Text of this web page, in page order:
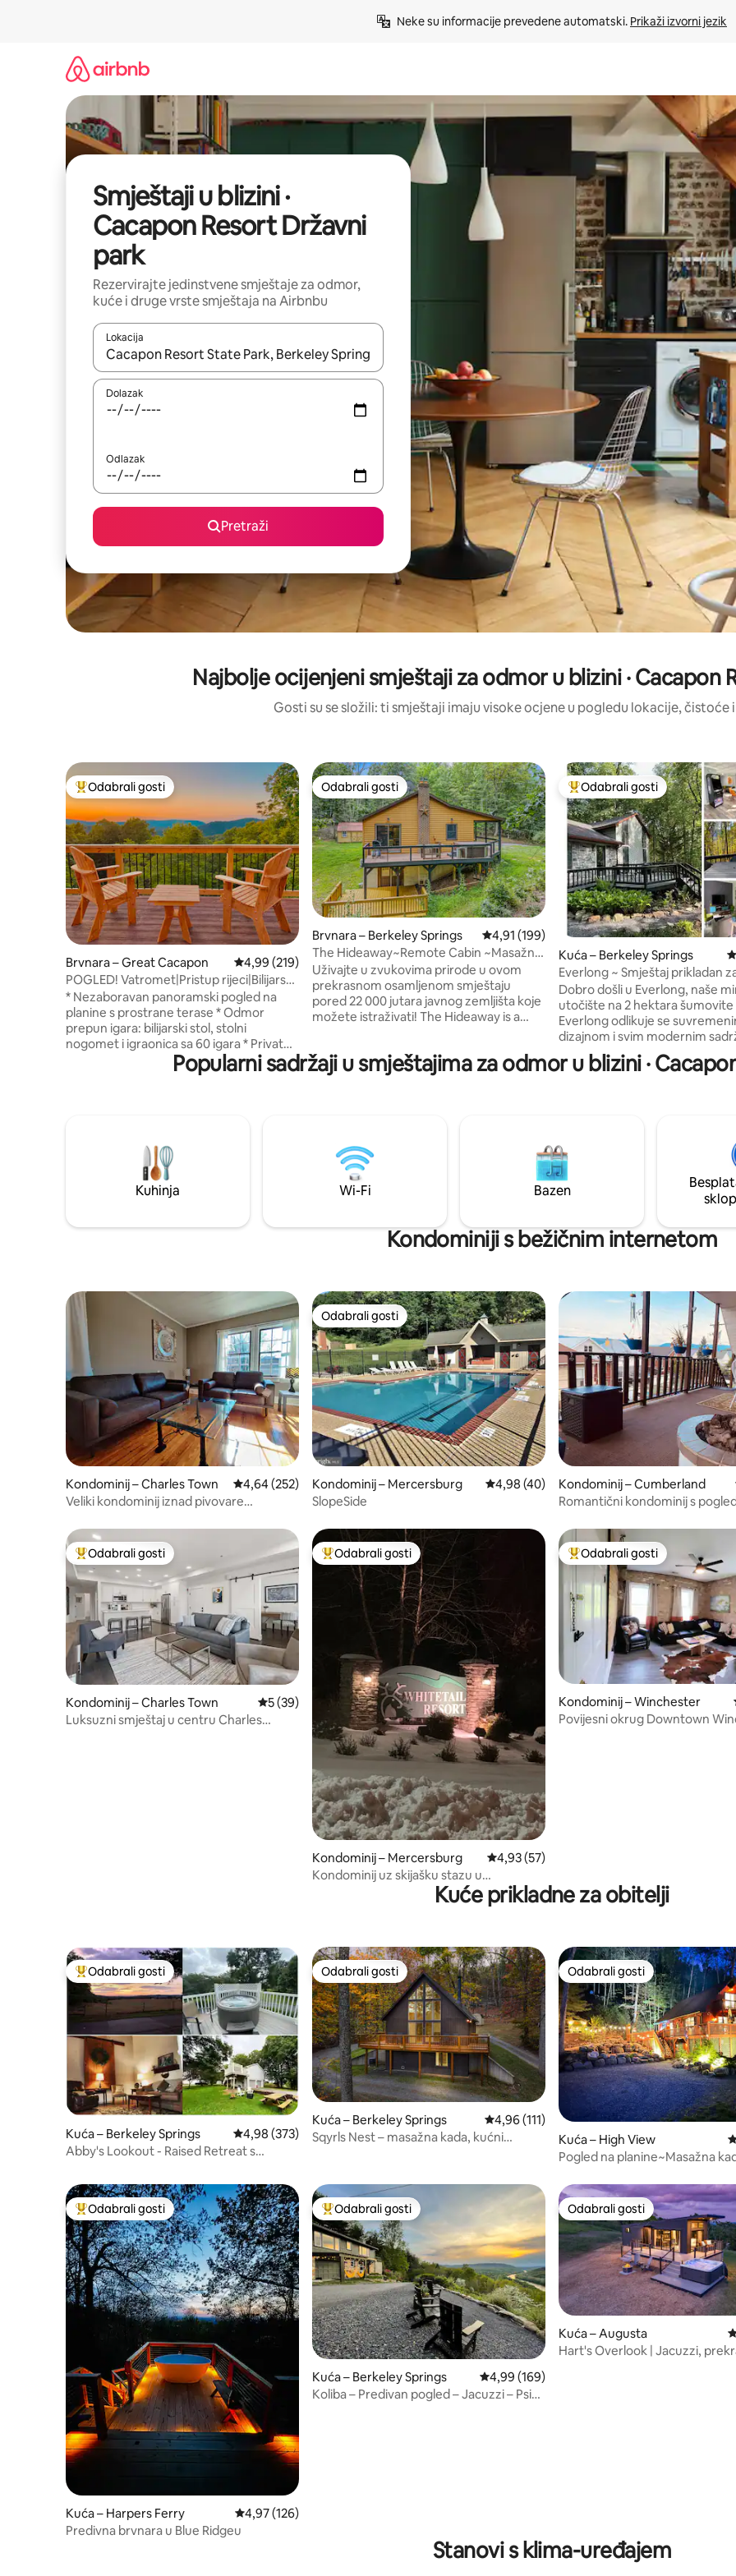
Neke su informacije prevedene automatski. Prikaži izvorni jezik
Smještaji u blizini ·
Cacapon Resort Državni
park
Rezervirajte jedinstvene smještaje za odmor,
kuće i druge vrste smještaja na Airbnbu
Lokacija
Kada budu dostupni rezultati, moći ćete ih pregledati koristeći se strelicama prema gore i prema dolje, kao i dodirom ili
Dolazak
Odlazak
Pretraži
Najbolje ocijenjeni smještaji za odmor u blizini · Cacapon
Gosti su se složili: ti smještaji imaju visoke ocjene u pogledu lokacije, čistoće
Među najviše rangiranima s oznakom „Odabrali gosti”
Odabrali gosti
Brvnara – Great Cacapon Prosječna ocjena: 4,99/5, recenzija: 219
4,99 (219)
POGLED! Vatromet|Pristup rijeci|Bilijarski
stol|Igraonica
* Nezaboravan panoramski pogled na
planine s prostrane terase * Odmor
prepun igara: bilijarski stol, stolni
nogomet i igraonica sa 60 igara * Privatno
utočište od 8+ hektara – tiho, osamljeno i
noći ispunjene zvijezdama * ognjište s
za rad na daljinu * Nekoliko minuta do
obližnjih pješačkih staza i Berkeley
Springsa * Bezbrojne mogućnosti za
rekreaciju na obližnjoj rijeci Cacapon
Odabrali gosti
Odabrali gosti
Brvnara – Berkeley Springs Prosječna ocjena: 4,91/5, recenzija: 199
4,91 (199)
The Hideaway~Remote Cabin ~Masažna
kada~Brzi internet!
Uživajte u zvukovima prirode u ovom
prekrasnom osamljenom smještaju
pored 22 000 jutara javnog zemljišta koje
možete istraživati! The Hideaway is a
serenity of mountains at The home has 3
large bedroom and 2 bathrooms along
Ovaj je prostor savršen za male grupe ili
obitelji.
Među najviše rangiranima s
Odabrali gosti
Kuća – Berkeley Springs
Everlong ~ Smještaj prikladan
ljubimce na 2 hektara šume
Dobro došli u Everlong, naše
utočište na 2 hektara
Everlong odlikuje se
dizajnom i svim modernim
ugodan boravak, uključujući
brzi internet i uzbudljivu
okruženju. Everlong je
smješten samo nekoliko
povijesnog Berkeley Springsa i
parka Cacapon.
Popularni sadržaji u smještajima za odmor u blizini ·
Kuhinja Wi-Fi Bazen
Kondominiji s bežičnim internetom
Kondominij – Charles Town Prosječna ocjena: 4,64/5, recenzija: 252
4,64 (252)
Veliki kondominij iznad pivovare
Odabrali gosti
Odabrali gosti
Kondominij – Mercersburg Prosječna ocjena: 4,98/5, recenzija: 40
4,98 (40)
SlopeSide
Kondominij – Cumberland
Romantični kondominij s
Među najviše rangiranima s oznakom „Odabrali gosti”
Odabrali gosti
Kondominij – Charles Town Prosječna ocjena: 5/5, recenzija: 39
5 (39)
Luksuzni smještaj u centru Charles
Među najviše rangiranima s oznakom „Odabrali gosti”
Odabrali gosti
Kondominij – Mercersburg Prosječna ocjena: 4,93/5, recenzija: 57
4,93 (57)
Kondominij uz skijašku stazu u
odmaralištu Whitetail Resort
Među najviše rangiranima s
Odabrali gosti
Kondominij – Winchester
Povijesni okrug Downtown
Kuće prikladne za obitelji
Među najviše rangiranima s oznakom „Odabrali gosti”
Odabrali gosti
Kuća – Berkeley Springs Prosječna ocjena: 4,98/5, recenzija: 373
4,98 (373)
Abby's Lookout - Raised Retreat s
Odabrali gosti
Odabrali gosti
Kuća – Berkeley Springs Prosječna ocjena: 4,96/5, recenzija: 111
4,96 (111)
Sqyrls Nest – masažna kada, kućni
Odabrali gosti
Odabrali gosti
Kuća – High View
Pogled na planine~Masažna
vozila~Ribolov~Plivanje
Među najviše rangiranima s oznakom „Odabrali gosti”
Odabrali gosti
Kuća – Harpers Ferry Prosječna ocjena: 4,97/5, recenzija: 126
4,97 (126)
Predivna brvnara u Blue Ridgeu
Među najviše rangiranima s oznakom „Odabrali gosti”
Odabrali gosti
Kuća – Berkeley Springs Prosječna ocjena: 4,99/5, recenzija: 169
4,99 (169)
Koliba – Predivan pogled – Jacuzzi – Psi
Odabrali gosti
Odabrali gosti
Kuća – Augusta
Hart's Overlook | Jacuzzi,
Stanovi s klima-uređajem